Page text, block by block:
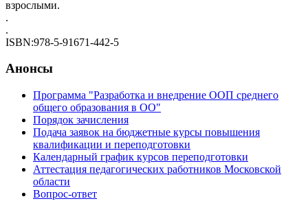
взрослыми.
.
.
ISBN:978-5-91671-442-5
Анонсы
Программа "Разработка и внедрение ООП среднего
общего образования в ОО"
Порядок зачисления
Подача заявок на бюджетные курсы повышения
квалификации и переподготовки
Календарный график курсов переподготовки
Аттестация педагогических работников Московской
области
Вопрос-ответ